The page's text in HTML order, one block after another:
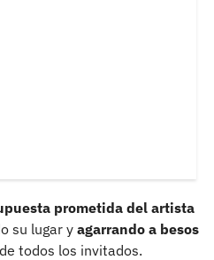
prometida del artista
su lugar y agarrando a besos
todos los invitados.